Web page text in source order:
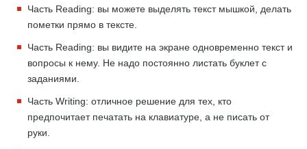
Часть Reading: вы можете выделять текст мышкой, делать
пометки прямо в тексте.
Часть Reading: вы видите на экране одновременно текст и
вопросы к нему. Не надо постоянно листать буклет с
заданиями.
Часть Writing: отличное решение для тех, кто
предпочитает печатать на клавиатуре, а не писать от
руки.